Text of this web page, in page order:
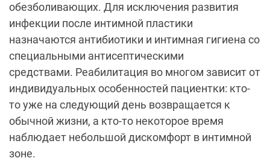
обезболивающих. Для исключения развития
инфекции после интимной пластики
назначаются антибиотики и интимная гигиена со
специальными антисептическими
средствами. Реабилитация во многом зависит от
индивидуальных особенностей пациентки: кто-
то уже на следующий день возвращается к
обычной жизни, а кто-то некоторое время
наблюдает небольшой дискомфорт в интимной
зоне.